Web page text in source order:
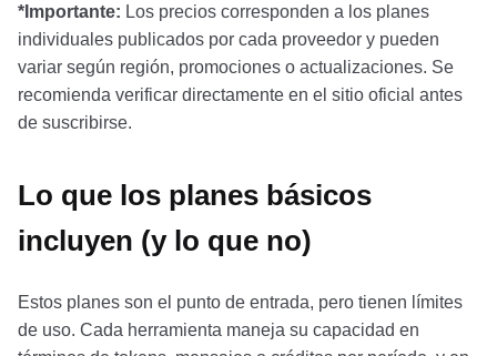
*Importante: Los precios corresponden a los planes
individuales publicados por cada proveedor y pueden
variar según región, promociones o actualizaciones. Se
recomienda verificar directamente en el sitio oficial antes
de suscribirse.
Lo que los planes básicos
incluyen (y lo que no)
Estos planes son el punto de entrada, pero tienen límites
de uso. Cada herramienta maneja su capacidad en